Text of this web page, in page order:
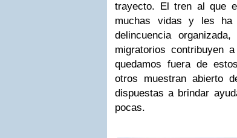
trayecto. El tren al que
muchas vidas y les
delincuencia
migratorios contribuyen
quedamos fuera de
otros muestran abierto
dispuestas a brindar
pocas.